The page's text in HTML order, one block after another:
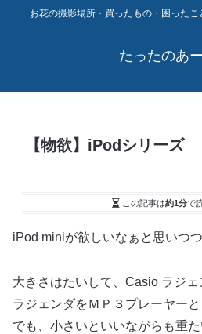
お花の撮影場所・買ったもの・困った
たったのあ
【物欲】iPodシリーズ
この記事は約1分で
iPod miniが欲しいなぁと思いつ
大きさはたいして、Casio ラジ
ラジェンダをＭＰ３プレーヤーと
でも、小さいといいながらも重た